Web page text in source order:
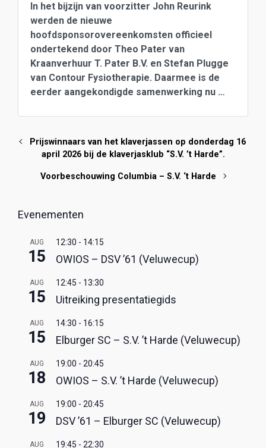
In het bijzijn van voorzitter John Reurink
werden de nieuwe
hoofdsponsorovereenkomsten officieel
ondertekend door Theo Pater van
Kraanverhuur T. Pater B.V. en Stefan Plugge
van Contour Fysiotherapie. Daarmee is de
eerder aangekondigde samenwerking nu …
Prijswinnaars van het klaverjassen op donderdag 16
april 2026 bij de klaverjasklub “S.V. ’t Harde”.
Voorbeschouwing Columbia – S.V. ‘t Harde
Evenementen
AUG
15
12:30 - 14:15
OWIOS – DSV ’61 (Veluwecup)
AUG
15
12:45 - 13:30
Uitreiking presentatiegids
AUG
15
14:30 - 16:15
Elburger SC – S.V. ’t Harde (Veluwecup)
AUG
18
19:00 - 20:45
OWIOS – S.V. ’t Harde (Veluwecup)
AUG
19
19:00 - 20:45
DSV ’61 – Elburger SC (Veluwecup)
AUG 19:45 - 22:30